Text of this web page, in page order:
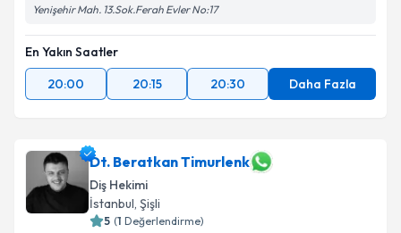
Yenişehir Mah. 13.Sok.Ferah Evler No:17
En Yakın Saatler
20:00
20:15 20:30 Daha Fazla
Dt. Beratkan Timurlenk
Diş Hekimi
İstanbul, Şişli
5 (1 Değerlendirme)